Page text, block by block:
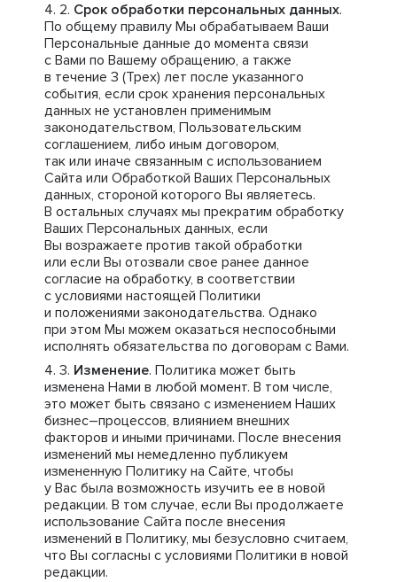
Срок обработки персональных данных.
По общему правилу Мы обрабатываем Ваши
Персональные данные до момента связи
с Вами по Вашему обращению, а также
в течение 3 (Трех) лет после указанного
события, если срок хранения персональных
данных не установлен применимым
законодательством, Пользовательским
соглашением, либо иным договором,
так или иначе связанным с использованием
Сайта или Обработкой Ваших Персональных
данных, стороной которого Вы являетесь.
В остальных случаях мы прекратим обработку
Ваших Персональных данных, если
Вы возражаете против такой обработки
или если Вы отозвали свое ранее данное
согласие на обработку, в соответствии
с условиями настоящей Политики
и положениями законодательства. Однако
при этом Мы можем оказаться неспособными
исполнять обязательства по договорам с Вами.
Изменение. Политика может быть
изменена Нами в любой момент. В том числе,
это может быть связано с изменением Наших
бизнес–процессов, влиянием внешних
факторов и иными причинами. После внесения
изменений мы немедленно публикуем
измененную Политику на Сайте, чтобы
у Вас была возможность изучить ее в новой
редакции. В том случае, если Вы продолжаете
использование Сайта после внесения
изменений в Политику, мы безусловно считаем,
что Вы согласны с условиями Политики в новой
редакции.